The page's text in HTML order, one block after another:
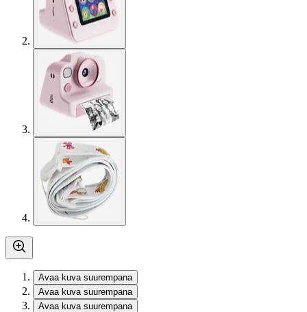
Avaa kuva suurempana
Avaa kuva suurempana
Avaa kuva suurempana